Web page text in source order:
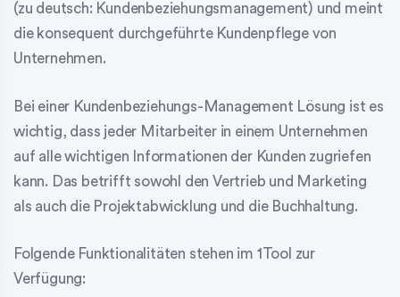
(zu deutsch: Kundenbeziehungsmanagement) und meint
die konsequent durchgeführte Kundenpflege von
Unternehmen.
Bei einer Kundenbeziehungs-Management Lösung ist es
wichtig, dass jeder Mitarbeiter in einem Unternehmen
auf alle wichtigen Informationen der Kunden zugriefen
kann. Das betrifft sowohl den Vertrieb und Marketing
als auch die Projektabwicklung und die Buchhaltung.
Folgende Funktionalitäten stehen im 1Tool zur
Verfügung: